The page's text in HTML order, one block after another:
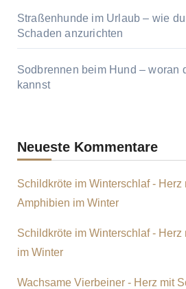
Straßenhunde im Urlaub – wie
Schaden anzurichten
Sodbrennen beim Hund – woran
kannst
Neueste Kommentare
Schildkröte im Winterschlaf - Herz
Amphibien im Winter
Schildkröte im Winterschlaf - Herz
im Winter
Wachsame Vierbeiner - Herz mit